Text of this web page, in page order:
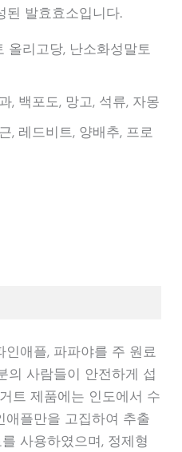
된 발효효소입니다.
올리고당, 난소화성말토
, 백포도, 망고, 석류, 자몽
, 레드비트, 양배추, 프로
애플, 파파야를 주 원료
의 사람들이 안전하게 섭
트 제품에는 인도에서 수
플만을 고집하여 추출
사용하였으며, 정제형